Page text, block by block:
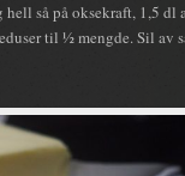
så på oksekraft, 1,5 dl
til ½ mengde. Sil av